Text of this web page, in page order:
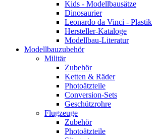
Kids - Modellbausätze
Dinosaurier
Leonardo da Vinci - Plastik
Hersteller-Kataloge
Modellbau-Literatur
Modellbauzubehör
Militär
Zubehör
Ketten & Räder
Photoätzteile
Conversion-Sets
Geschützrohre
Flugzeuge
Zubehör
Photoätzteile